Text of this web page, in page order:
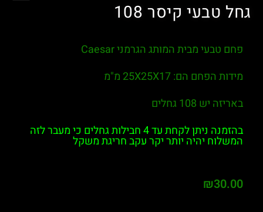
גחל טבעי קיסר 108
פחם טבעי מבית המותג הגרמני Caesar
מידות הפחם הם: 25X25X17 מ"מ
באריזה יש 108 גחלים
בהזמנה ניתן לקחת עד 4 חבילות גחלים כי מעבר לזה
המשלוח יהיה יותר יקר עקב חריגת משקל
₪30.00